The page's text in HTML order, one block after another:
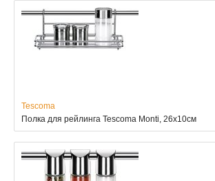
Tescoma
Полка для рейлинга Tescoma Monti, 26х10см